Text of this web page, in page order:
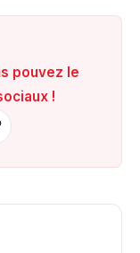
pouvez le
!